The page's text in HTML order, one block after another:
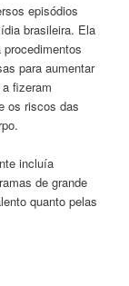
episódios
brasileira. Ela
para aumentar
fizeram
os riscos das
incluía
de grande
quanto pelas